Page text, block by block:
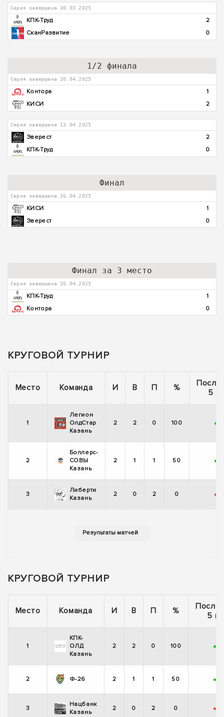
Серия завершена 30.03.2025
КПК-Труд
2
СканРазвитие
0
1/2 финала
Серия завершена 20.04.2025
Контора
1
КИСИ
2
Серия завершена 13.04.2025
Эверест
2
КПК-Труд
0
Финал
Серия завершена 26.04.2025
КИСИ
1
Эверест
0
Финал за 3 место
Серия завершена 26.04.2025
КПК-Труд
1
Контора
0
КРУГОВОЙ ТУРНИР
Место Команда И В П %
5
1
Легион
ОлдСтар
Казань
2 2 0 100 +
2
Боллерс-
СОВЫ
Казань
2 1 1 50 +
3
Либерти
Казань
2 0 2 0 -
КРУГОВОЙ ТУРНИР
Место Команда И В П %
5
1
КПК-
ОЛД
Казань
2 2 0 100 +
2 Ф-26 2 1 1 50 +
3
Нацбанк
Казань
2 0 2 0 -